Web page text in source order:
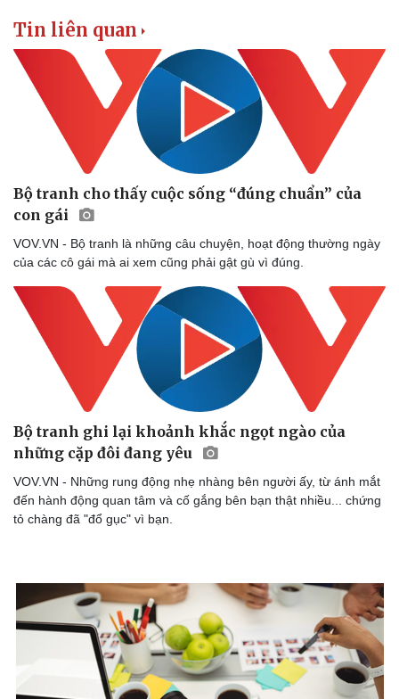
Tin liên quan
Bộ tranh cho thấy cuộc sống “đúng chuẩn” của
con gái
VOV.VN - Bộ tranh là những câu chuyện, hoạt động thường ngày
của các cô gái mà ai xem cũng phải gật gù vì đúng.
Bộ tranh ghi lại khoảnh khắc ngọt ngào của
những cặp đôi đang yêu
VOV.VN - Những rung động nhẹ nhàng bên người ấy, từ ánh mắt
đến hành động quan tâm và cố gắng bên bạn thật nhiều... chứng
tỏ chàng đã "đổ gục" vì bạn.